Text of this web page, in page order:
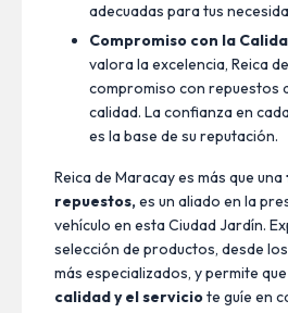
adecuadas para tus
Compromiso con la
valora la excelencia, Reica
compromiso con repuestos
calidad. La confianza en
es la base de su reputación.
Reica de Maracay es más que una
repuestos,es un aliado en la
vehículo en esta Ciudad Jardín.
selección de productos, desde
más especializados, y permite que
calidad y el serviciote guíe en